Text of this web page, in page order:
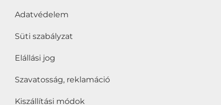
Adatvédelem
Süti szabályzat
Elállási jog
Szavatosság, reklamáció
Kiszállítási módok